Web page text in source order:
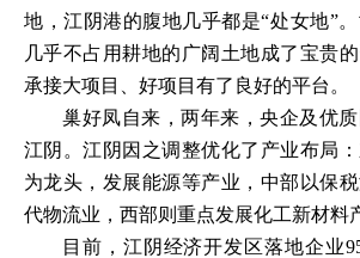
地，江阴港的腹地几乎都是“处女地”
几乎不占用耕地的广阔土地成了宝贵
承接大项目、好项目有了良好的平台。
巢好凤自来，两年来，央企及优
江阴。江阴因之调整优化了产业布局
为龙头，发展能源等产业，中部以保
代物流业，西部则重点发展化工新材料
目前，江阴经济开发区落地企业